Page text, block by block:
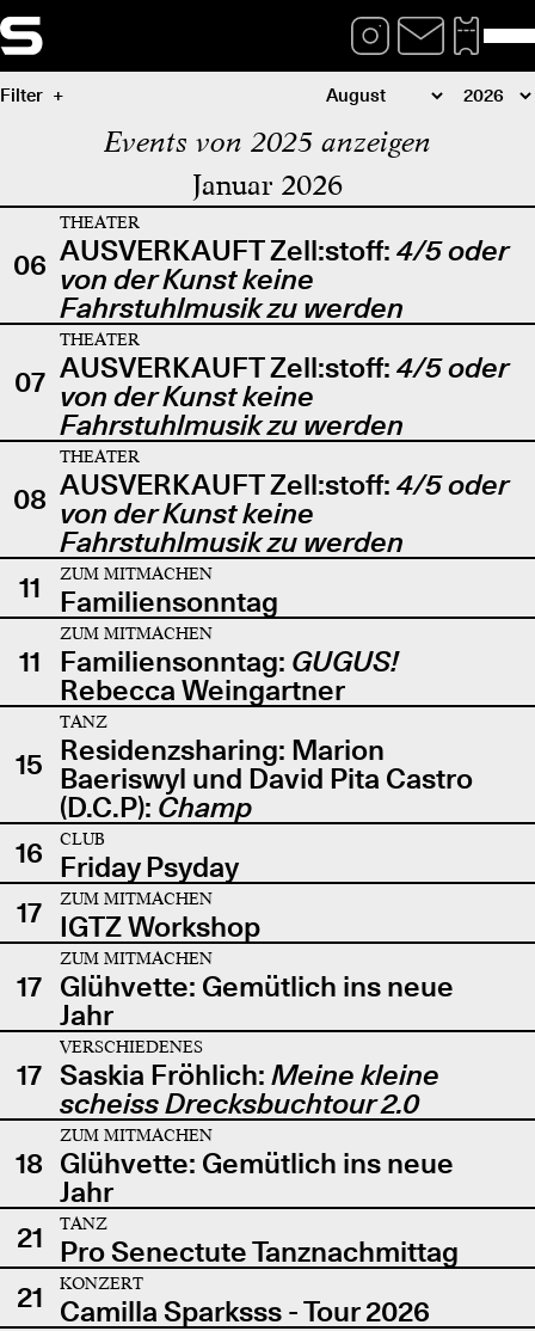
Filter
Events von 2025 anzeigen
Januar 2026
06
THEATER
AUSVERKAUFT Zell:stoff: 4/5 oder
von der Kunst keine
Fahrstuhlmusik zu werden
07
THEATER
AUSVERKAUFT Zell:stoff: 4/5 oder
von der Kunst keine
Fahrstuhlmusik zu werden
08
THEATER
AUSVERKAUFT Zell:stoff: 4/5 oder
von der Kunst keine
Fahrstuhlmusik zu werden
11
ZUM MITMACHEN
Familiensonntag
11
ZUM MITMACHEN
Familiensonntag: GUGUS!
Rebecca Weingartner
15
TANZ
Residenzsharing: Marion
Baeriswyl und David Pita Castro
(D.C.P): Champ
16
CLUB
Friday Psyday
17
ZUM MITMACHEN
IGTZ Workshop
17
ZUM MITMACHEN
Glühvette: Gemütlich ins neue
Jahr
17
VERSCHIEDENES
Saskia Fröhlich: Meine kleine
scheiss Drecksbuchtour 2.0
18
ZUM MITMACHEN
Glühvette: Gemütlich ins neue
Jahr
21
TANZ
Pro Senectute Tanznachmittag
21
KONZERT
Camilla Sparksss - Tour 2026